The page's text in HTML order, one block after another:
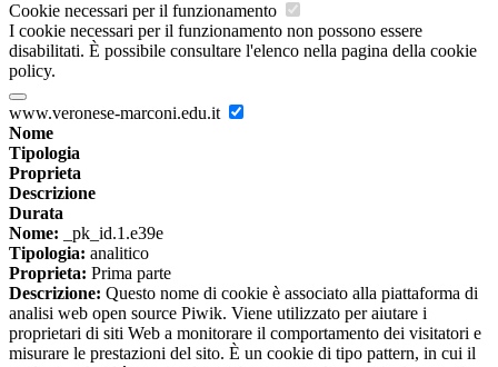
Cookie necessari per il funzionamento
I cookie necessari per il funzionamento non possono essere
disabilitati. È possibile consultare l'elenco nella pagina della cookie
policy.
www.veronese-marconi.edu.it
Nome
Tipologia
Proprieta
Descrizione
Durata
Nome: _pk_id.1.e39e
Tipologia: analitico
Proprieta: Prima parte
Descrizione: Questo nome di cookie è associato alla piattaforma di
analisi web open source Piwik. Viene utilizzato per aiutare i
proprietari di siti Web a monitorare il comportamento dei visitatori e
misurare le prestazioni del sito. È un cookie di tipo pattern, in cui il